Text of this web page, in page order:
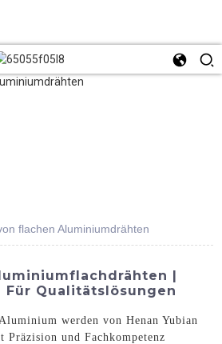
flachen Aluminiumdrähten
|
Für Qualitätslösungen
werden von Henan Yubian
und Fachkompetenz